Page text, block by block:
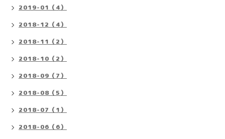
2019-01（4）
2018-12（4）
2018-11（2）
2018-10（2）
2018-09（7）
2018-08（5）
2018-07（1）
2018-06（6）